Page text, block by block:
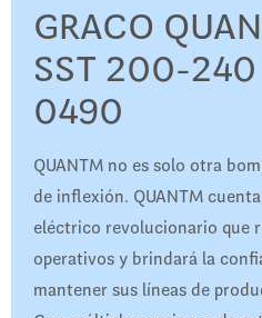
GRACO
SST 200-
0490
QUANTM no es solo otra
de inflexión. QUANTM
eléctrico revolucionario que
operativos y brindará la
mantener sus líneas de